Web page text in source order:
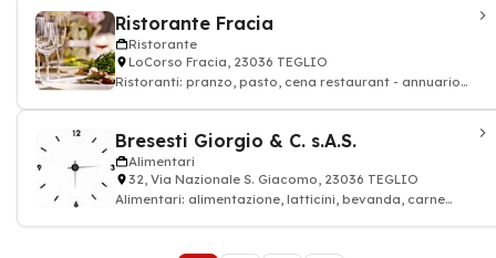
Ristorante Fracia
Ristorante
LoCorso Fracia, 23036 TEGLIO
Ristoranti: pranzo, pasto, cena restaurant - annuario
Bresesti Giorgio & C. s.A.S.
Alimentari
32, Via Nazionale S. Giacomo, 23036 TEGLIO
Alimentari: alimentazione, latticini, bevanda, carne